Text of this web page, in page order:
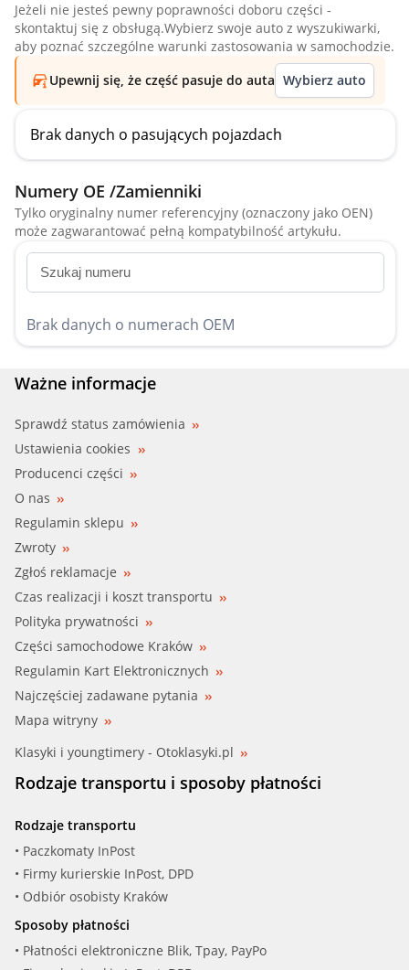
Jeżeli nie jesteś pewny poprawności doboru części -
skontaktuj się z obsługą.Wybierz swoje auto z wyszukiwarki,
aby poznać szczególne warunki zastosowania w samochodzie.
Upewnij się, że część pasuje do auta Wybierz auto
Brak danych o pasujących pojazdach
Numery OE /Zamienniki
Tylko oryginalny numer referencyjny (oznaczony jako OEN)
może zagwarantować pełną kompatybilność artykułu.
Brak danych o numerach OEM
Ważne informacje
Sprawdź status zamówienia
Ustawienia cookies
Producenci części
O nas
Regulamin sklepu
Zwroty
Zgłoś reklamacje
Czas realizacji i koszt transportu
Polityka prywatności
Części samochodowe Kraków
Regulamin Kart Elektronicznych
Najczęściej zadawane pytania
Mapa witryny
Klasyki i youngtimery - Otoklasyki.pl
Rodzaje transportu i sposoby płatności
Rodzaje transportu
• Paczkomaty InPost
• Firmy kurierskie InPost, DPD
• Odbiór osobisty Kraków
Sposoby płatności
• Płatności elektroniczne Blik, Tpay, PayPo